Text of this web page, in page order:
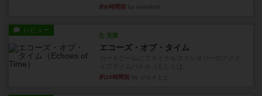
約6時間前 by nabekoh
レビュー
充実
エコーズ・オブ・タイム
約10時間前 by ジェイとと